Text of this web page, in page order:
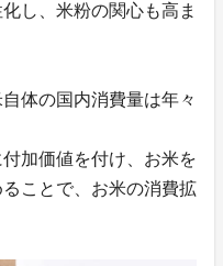
し、米粉の関心も高ま
体の国内消費量は年々
加価値を付け、お米を
ことで、お米の消費拡